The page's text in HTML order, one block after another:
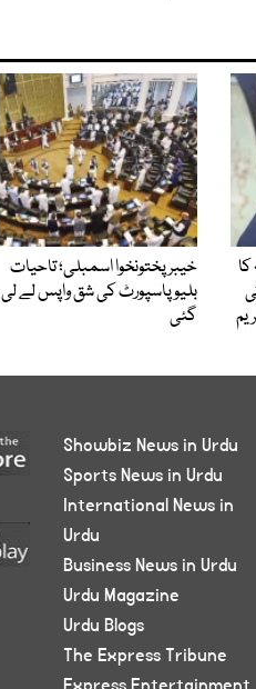
خیبرپختونخوا اسمبلی؛ تاحیات
بلیو پاسپورٹ کی شق واپس لے لی
گئی
Showbiz News in Urdu
Sports News in Urdu
International News in
Urdu
Business News in Urdu
Urdu Magazine
Urdu Blogs
The Express Tribune